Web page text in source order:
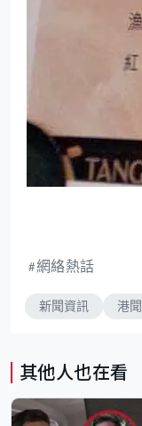
網絡熱話
新聞資訊 港聞
其他人也在看